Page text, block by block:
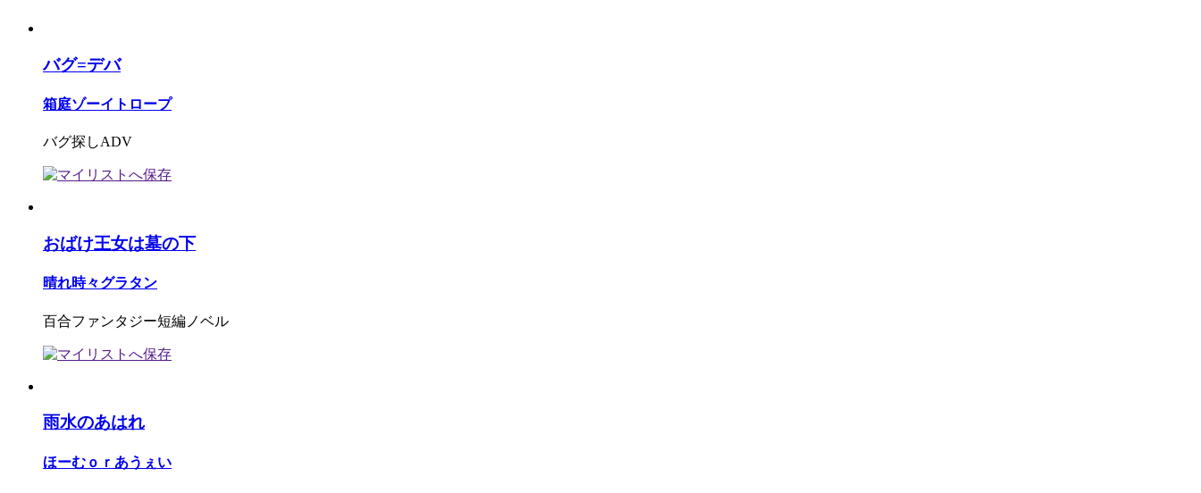
バグ=デバ
箱庭ゾーイトロープ
バグ探しADV
おばけ王女は墓の下
晴れ時々グラタン
百合ファンタジー短編ノベル
雨水のあはれ
ほーむｏｒあうぇい